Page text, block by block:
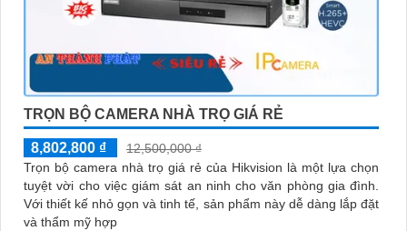
TRỌN BỘ CAMERA NHÀ TRỌ GIÁ RẺ
8,802,800 ₫
12,500,000 ₫
Trọn bộ camera nhà trọ giá rẻ của Hikvision là một lựa chọn
tuyệt vời cho việc giám sát an ninh cho văn phòng gia đình.
Với thiết kế nhỏ gọn và tinh tế, sản phẩm này dễ dàng lắp đặt
và thẩm mỹ hợp